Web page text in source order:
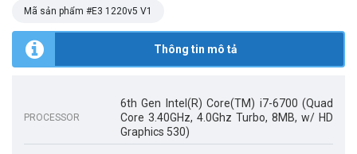
Mã sản phẩm #E3 1220v5 V1
Thông tin mô tả
PROCESSOR
6th Gen Intel(R) Core(TM) i7-6700 (Quad
Core 3.40GHz, 4.0Ghz Turbo, 8MB, w/ HD
Graphics 530)